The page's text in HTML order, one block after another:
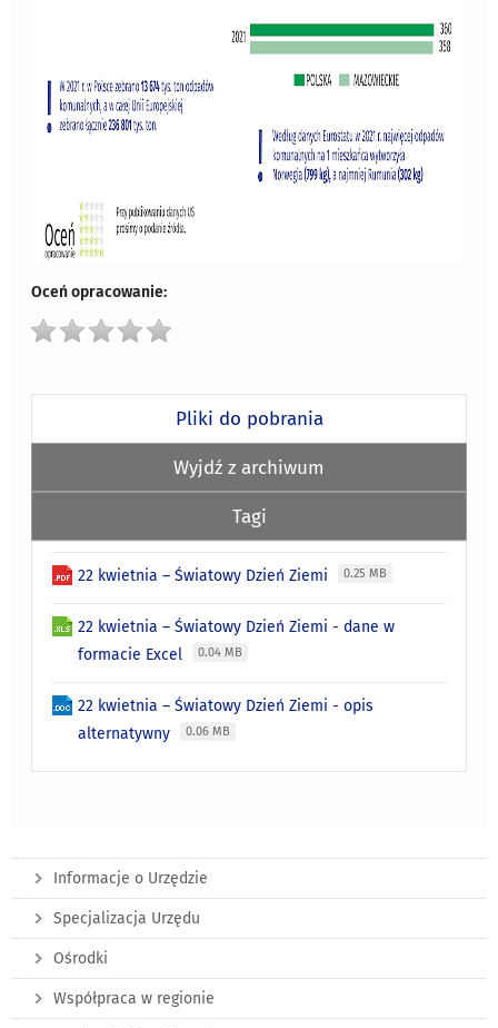
Oceń opracowanie:
Pliki do pobrania
Wyjdź z archiwum
Tagi
22 kwietnia – Światowy Dzień Ziemi 0.25 MB
22 kwietnia – Światowy Dzień Ziemi - dane w
formacie Excel
0.04 MB
22 kwietnia – Światowy Dzień Ziemi - opis
alternatywny
0.06 MB
Informacje o Urzędzie
Specjalizacja Urzędu
Ośrodki
Współpraca w regionie